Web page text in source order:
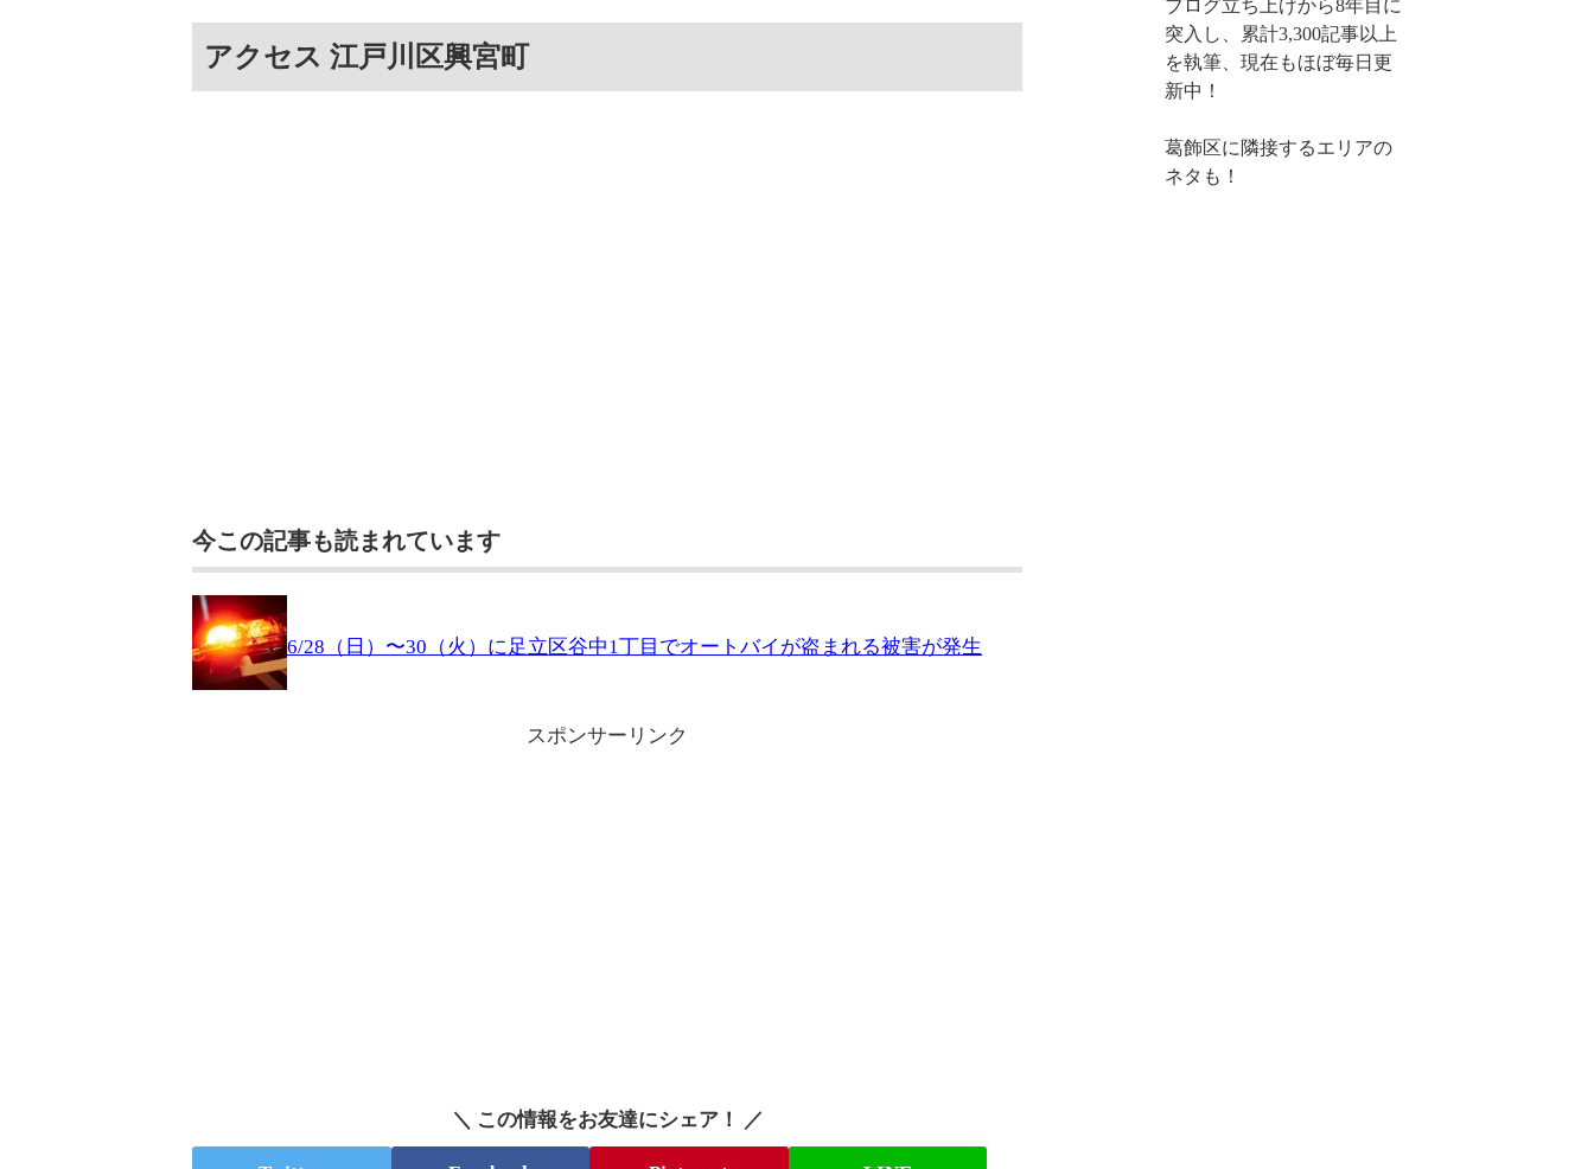
アクセス 江戸川区興宮町
今この記事も読まれています
6/28（日）〜30（火）に足立区谷中1丁目でオートバイが盗まれる被害が発生
スポンサーリンク
＼ この情報をお友達にシェア！ ／
ブログ立ち上げから8年目に
突入し、累計3,300記事以上
を執筆、現在もほぼ毎日更
新中！
葛飾区に隣接するエリアの
ネタも！